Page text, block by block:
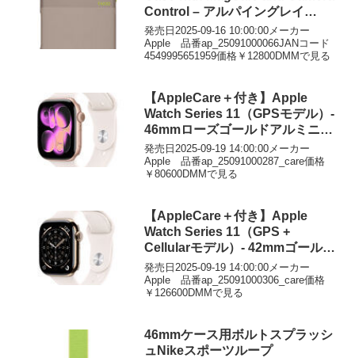
Control – アルパイングレイ
MGJP4PA/A
発売日2025-09-16 10:00:00メーカー
Apple 品番ap_25091000066JANコード
4549995651959価格￥12800DMMで見る
【AppleCare＋付き】Apple
Watch Series 11（GPSモデル）-
46mmローズゴールドアルミニウ
ムケースとライトブラッシュスポ
ーツバンド – S/M
発売日2025-09-19 14:00:00メーカー
Apple 品番ap_25091000287_care価格
￥80600DMMで見る
【AppleCare＋付き】Apple
Watch Series 11（GPS +
Cellularモデル）- 42mmゴールド
チタニウムケースとライトブラッ
シュスポーツバンド – M/L
発売日2025-09-19 14:00:00メーカー
Apple 品番ap_25091000306_care価格
￥126600DMMで見る
46mmケース用ボルトスプラッシ
ュNikeスポーツループ